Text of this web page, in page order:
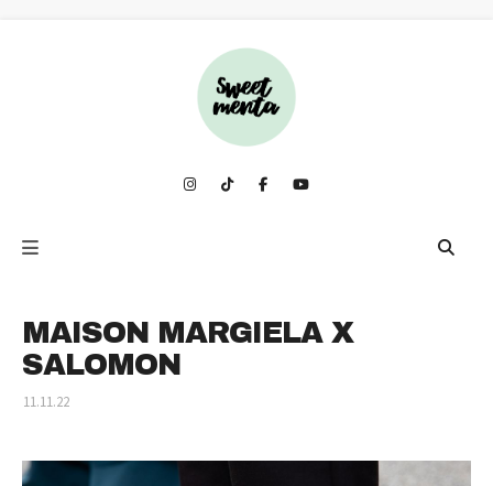
MAISON MARGIELA X
SALOMON
11.11.22